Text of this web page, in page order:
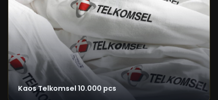
Kaos Telkomsel 10.000 pcs